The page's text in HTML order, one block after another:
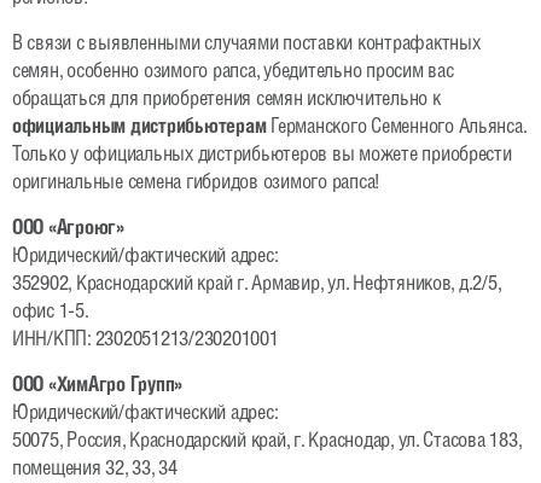
В связи с выявленными случаями поставки контрафактных
семян, особенно озимого рапса, убедительно просим вас
обращаться для приобретения семян исключительно к
официальным дистрибьютерамГерманского Семенного Альянса.
Только у официальных дистрибьютеров вы можете приобрести
оригинальные семена гибридов озимого рапса!
ООО «Агроюг»
Юридический/фактический адрес:
352902, Краснодарский край г. Армавир, ул. Нефтяников, д.2/5,
офис 1-5.
ИНН/КПП: 2302051213/230201001
ООО «ХимАгро Групп»
Юридический/фактический адрес:
50075, Россия, Краснодарский край, г. Краснодар, ул. Стасова 183,
помещения 32, 33, 34
Гибриды ярового рапса
Гибриды озимого рапса
Зерновые
Тритикале озимая
Ячмень яровой
Пшеница озимая и яровая
Бобовые